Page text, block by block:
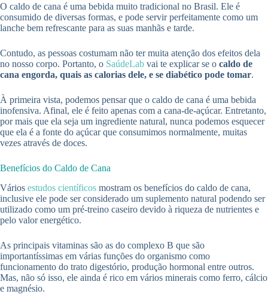
O caldo de cana é uma bebida muito tradicional no Brasil. Ele é
consumido de diversas formas, e pode servir perfeitamente como um
lanche bem refrescante para as suas manhãs e tarde.
Contudo, as pessoas costumam não ter muita atenção dos efeitos dela
no nosso corpo. Portanto, o SaúdeLab vai te explicar se o caldo de
cana engorda, quais as calorias dele, e se diabético pode tomar.
À primeira vista, podemos pensar que o caldo de cana é uma bebida
inofensiva. Afinal, ele é feito apenas com a cana-de-açúcar. Entretanto,
por mais que ela seja um ingrediente natural, nunca podemos esquecer
que ela é a fonte do açúcar que consumimos normalmente, muitas
vezes através de doces.
Benefícios do Caldo de Cana
Vários estudos científicos mostram os benefícios do caldo de cana,
inclusive ele pode ser considerado um suplemento natural podendo ser
utilizado como um pré-treino caseiro devido à riqueza de nutrientes e
pelo valor energético.
As principais vitaminas são as do complexo B que são
importantíssimas em várias funções do organismo como
funcionamento do trato digestório, produção hormonal entre outros.
Mas, não só isso, ele ainda é rico em vários minerais como ferro, cálcio
e magnésio.